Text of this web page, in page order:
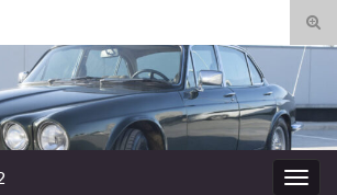
for: